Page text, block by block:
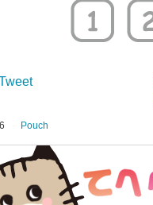
Pouch